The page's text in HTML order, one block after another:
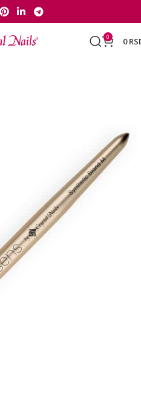
0 0